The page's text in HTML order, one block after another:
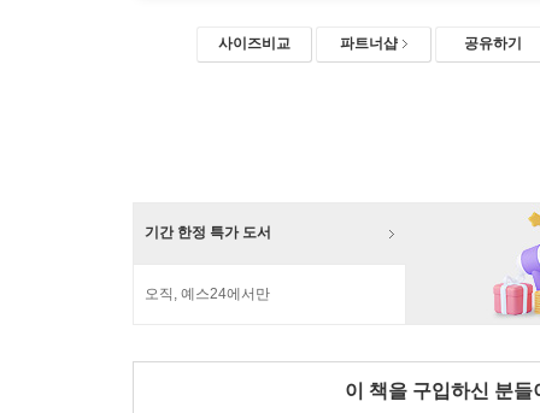
사이즈비교 파트너샵 공유하기
기간 한정 특가 도서
오직, 예스24에서만
이 책을 구입하신 분